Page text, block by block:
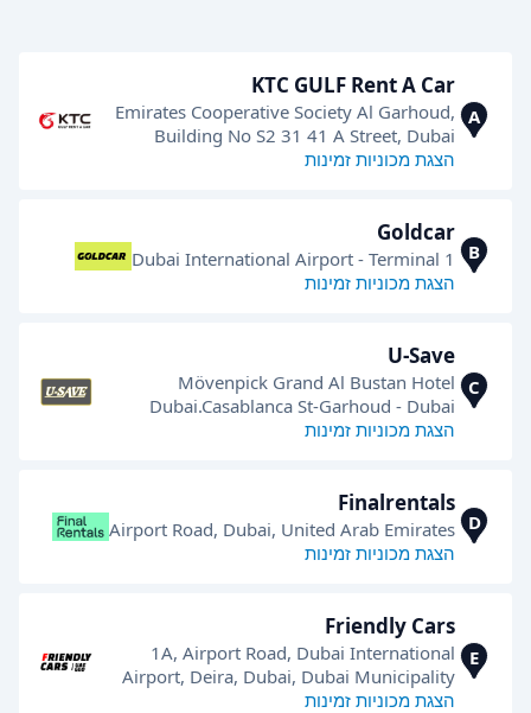
A
KTC GULF Rent A Car
Emirates Cooperative Society Al Garhoud,
Building No S2 31 41 A Street, Dubai
הצגת מכוניות זמינות
B
Goldcar
Dubai International Airport - Terminal 1
הצגת מכוניות זמינות
C
U-Save
Mövenpick Grand Al Bustan Hotel
Dubai.Casablanca St-Garhoud - Dubai
הצגת מכוניות זמינות
D
Finalrentals
Airport Road, Dubai, United Arab Emirates
הצגת מכוניות זמינות
E
Friendly Cars
​1A, Airport Road, Dubai International
Airport, Deira, Dubai, Dubai Municipality
הצגת מכוניות זמינות